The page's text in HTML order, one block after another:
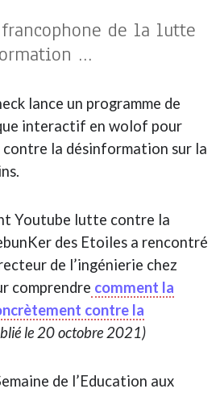
de la lutte
…
lance un programme de
interactif en wolof pour
contre la désinformation sur la
Youtube lutte contre la
des Etoiles a rencontré
de l’ingénierie chez
comprendre comment la
contre la
le 20 octobre 2021)
de l’Education aux